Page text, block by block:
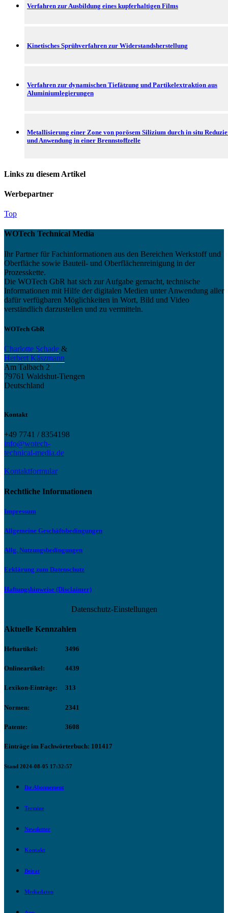
Verfahren zur Ausbildung eines kupferhaltigen Films
Kinetisches Sprühverfahren zur Widerstandsherstellung
Verfahren zur dynamischen Tiefätzung und Partikelextraktion aus
Aluminiumlegierungen
Metallisierung einer Zone von porösem Silizium durch in situ
und Anwendung in einer Brennstoffzelle
Links zu diesem Artikel
Werbepartner
Top
WOTech Technical Media
Ihr Partner für Fachinformationen aus den Bereichen Werkstoff und
Oberfläche sowie Bauteil- und Oberflächenreinigung in der
Prozesskette.
Die WOTech GbR hat sich zur Aufgabe gemacht, technische
Informationen mit Hilfe der digitalen Medien unter Anwendung aller
dafür verfügbaren Möglichkeiten in Wort, Bild und Video
verständlich darzustellen und zu vermitteln.
WOTech GbR
Charlotte Schade &
Herbert Käszmann
Am Talbach 2
79761 Waldshut-Tiengen
Deutschland
Kontakt
+49 7741 / 8354198
info@wotech-
technical-media.de
Kontaktformular
Rechtliche Informationen
Impressum
Allgemeine Geschäftsbedingungen
Allg. Nutzungsbedingungen
Erklärung zum Datenschutz
Haftungshinweise (Disclaimer)
Datenschutz-Einstellungen
Aktuelle Kennzahlen
Heftartikel: 3496
Onlineartikel: 4439
Lexikon-Einträge: 313
Normen: 2341
Patente: 3608
Einträge im Fachwörterbuch: 101417
Stand 2024-08-05 17:32:57
Ihr Abonnement
Termine
Newsletter
Kontakt
Beirat
Mediadaten